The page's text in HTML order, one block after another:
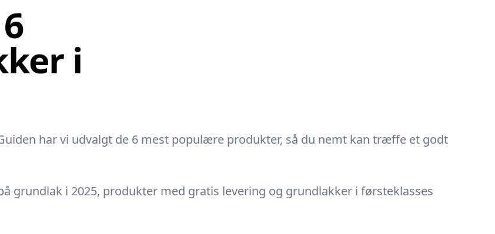
i
har vi udvalgt de 6 mest populære produkter, så du nemt kan træffe et godt
grundlak i 2025, produkter med gratis levering og grundlakker i førsteklasses